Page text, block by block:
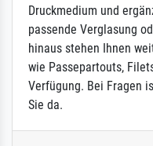
Druckmedium und
passende Verglasung
hinaus stehen Ihnen
wie Passepartouts,
Verfügung. Bei Fragen
Sie da.